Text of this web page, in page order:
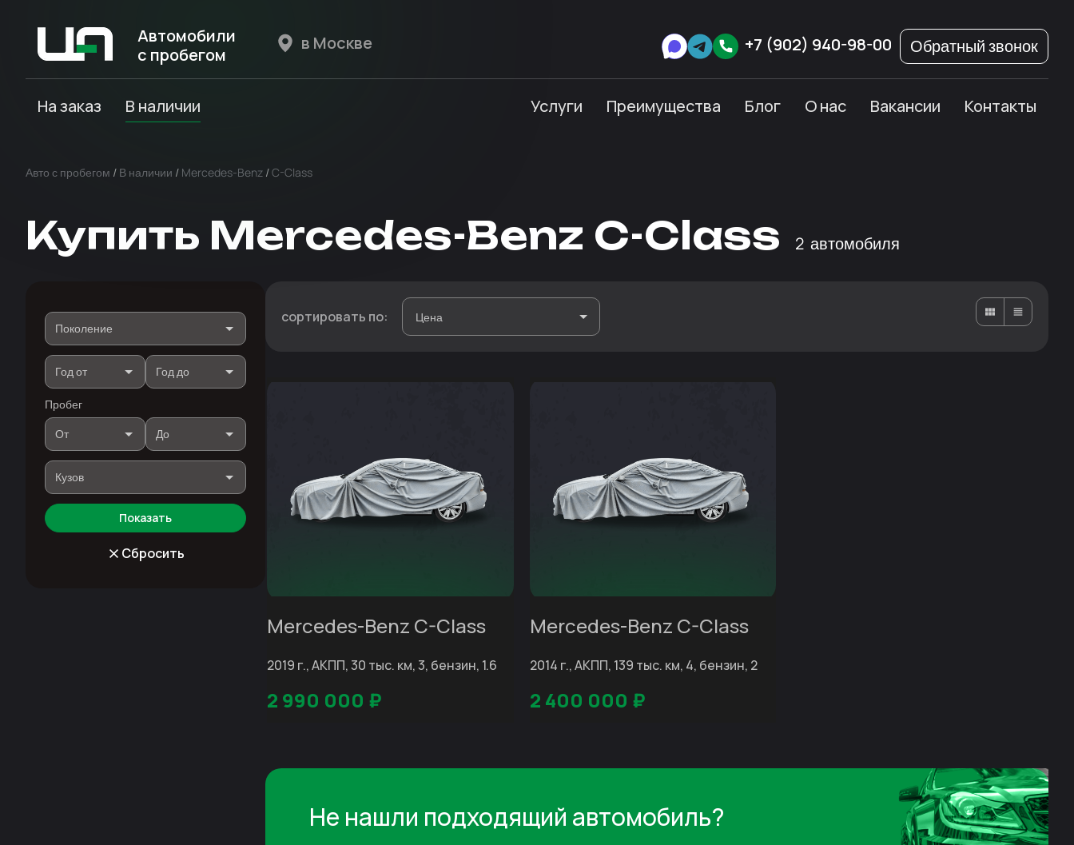
Автомобили
с пробегом
+7 (902) 940-98-00 Обратный звонок
На заказ В наличии Услуги Преимущества Блог О нас Вакансии Контакты
Авто с пробегом / В наличии / Mercedes-Benz /C-Class
Купить Mercedes-Benz C-Class 2 автомобиля
Пробег
Показать
Сбросить
сортировать по:
Mercedes-Benz C-Class
2019 г., АКПП, 30 тыс. км, 3, бензин, 1.6
2 990 000 ₽
Mercedes-Benz C-Class
2014 г., АКПП, 139 тыс. км, 4, бензин, 2
2 400 000 ₽
Не нашли подходящий автомобиль?